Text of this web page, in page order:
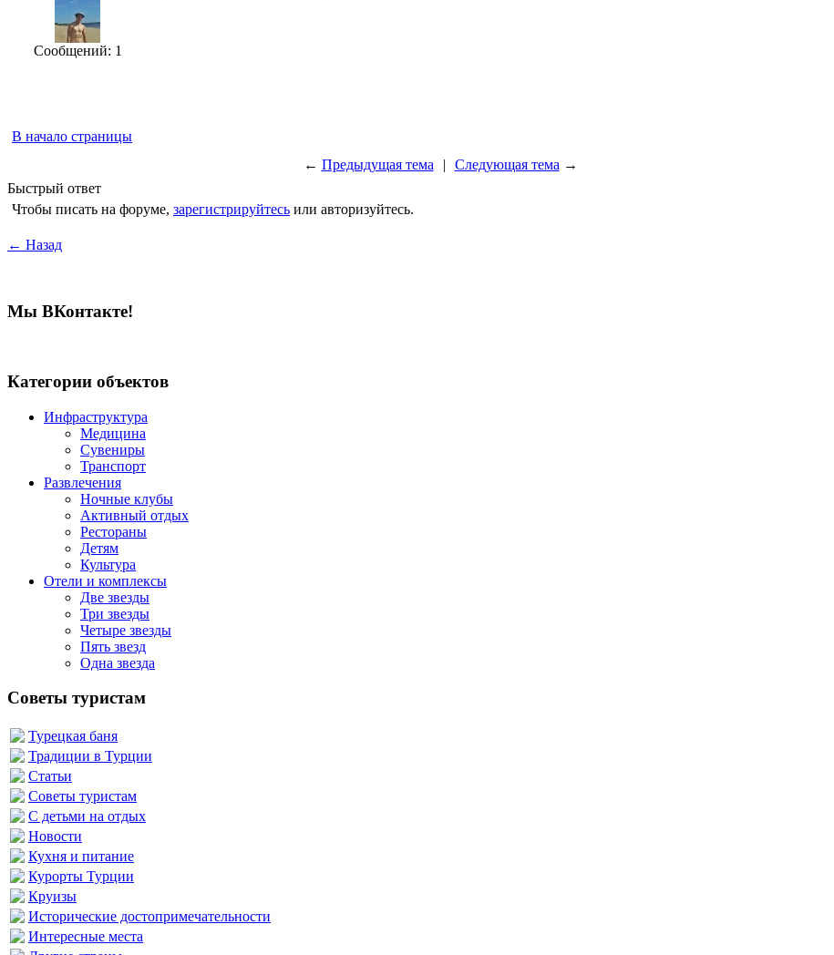
Сообщений: 1
В начало страницы
← Предыдущая тема | Следующая тема →
Быстрый ответ
Чтобы писать на форуме, зарегистрируйтесь или авторизуйтесь.
← Назад
Мы ВКонтакте!
Категории объектов
Инфраструктура
Медицина
Сувениры
Транспорт
Развлечения
Ночные клубы
Активный отдых
Рестораны
Детям
Культура
Отели и комплексы
Две звезды
Три звезды
Четыре звезды
Пять звезд
Одна звезда
Советы туристам
Турецкая баня
Традиции в Турции
Статьи
Советы туристам
С детьми на отдых
Новости
Кухня и питание
Курорты Турции
Круизы
Исторические достопримечательности
Интересные места